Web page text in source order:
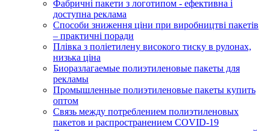
Фабричні пакети з логотипом - ефективна і
доступна реклама
Способи зниження ціни при виробництві пакетів
– практичні поради
Плівка з поліетилену високого тиску в рулонах,
низька ціна
Биоразлагаемые полиэтиленовые пакеты для
рекламы
Промышленные полиэтиленовые пакеты купить
оптом
Связь между потреблением полиэтиленовых
пакетов и распространением COVID-19